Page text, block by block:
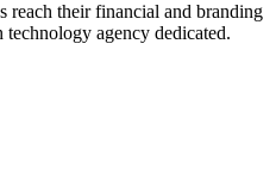
reach their financial and branding
agency dedicated.